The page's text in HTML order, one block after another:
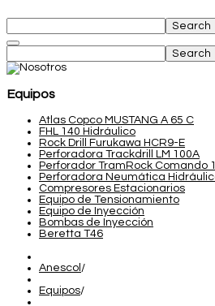
Search
Search
Equipos
Atlas Copco MUSTANG A 65 C
FHL 140 Hidráulico
Rock Drill Furukawa HCR9-E
Perforadora Trackdrill LM 100A
Perforador TramRock Comando
Perforadora Neumática
Compresores Estacionarios
Equipo de Tensionamiento
Equipo de Inyección
Bombas de Inyección
Beretta T46
Anescol /
Equipos/